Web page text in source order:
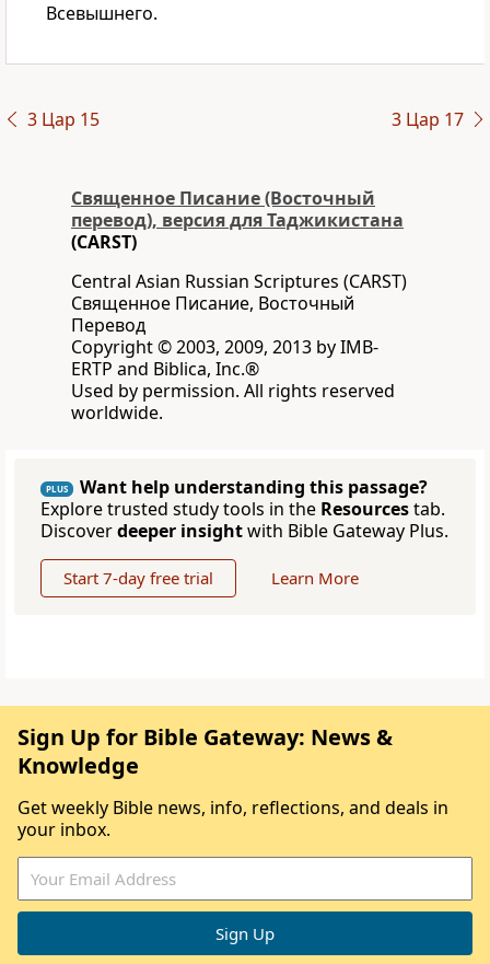
Всевышнего.
3 Цар 15 3 Цар 17
Священное Писание (Восточный
перевод), версия для Таджикистана
(CARST)
Central Asian Russian Scriptures (CARST)
Священное Писание, Восточный
Перевод
Copyright © 2003, 2009, 2013 by IMB-
ERTP and Biblica, Inc.®
Used by permission. All rights reserved
worldwide.
PLUS
Want help understanding this passage?
Explore trusted study tools in the Resourcestab.
Discoverdeeper insightwith Bible Gateway Plus.
Start 7-day free trial Learn More
Sign Up for Bible Gateway: News &
Knowledge
Get weekly Bible news, info, reflections, and deals in
your inbox.